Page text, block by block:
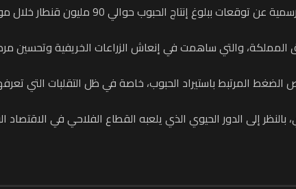
والتي ساهمت في إنعاش الزراعات الخريفية وتحسين
المرتبط باستيراد الحبوب، خاصة في ظل التقلبات التي
إلى الدور الحيوي الذي يلعبه القطاع الفلاحي في